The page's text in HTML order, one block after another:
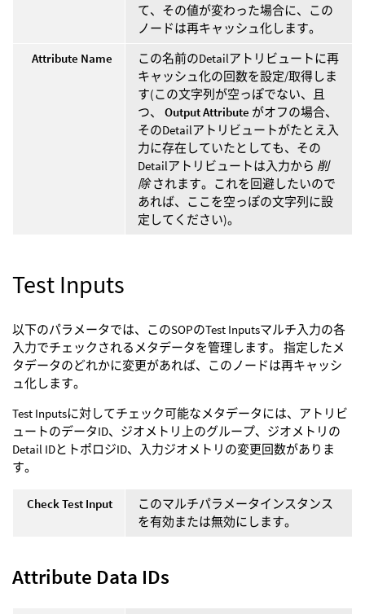
て、その値が変わった場合に、この
ノードは再キャッシュ化します。
Attribute Name
この名前のDetailアトリビュートに再
キャッシュ化の回数を設定/取得しま
す(この文字列が空っぽでない、且
つ、 Output Attribute がオフの場合、
そのDetailアトリビュートがたとえ入
力に存在していたとしても、その
Detailアトリビュートは入力から 削
除されます。これを回避したいので
あれば、ここを空っぽの文字列に設
定してください)。
Test Inputs
以下のパラメータでは、このSOPのTest Inputsマルチ入力の各
入力でチェックされるメタデータを管理します。 指定したメ
タデータのどれかに変更があれば、このノードは再キャッシ
ュ化します。
Test Inputsに対してチェック可能なメタデータには、アトリビ
ュートのデータID、ジオメトリ上のグループ、ジオメトリの
Detail IDとトポロジID、入力ジオメトリの変更回数がありま
す。
Check Test Input
このマルチパラメータインスタンス
を有効または無効にします。
Attribute Data IDs